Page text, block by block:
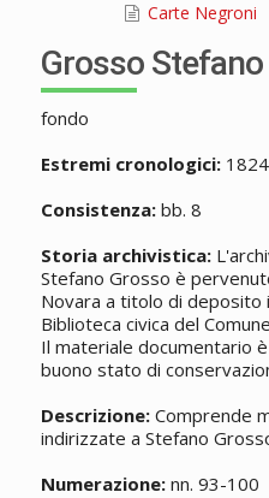
Carte Negroni
Grosso Stefano
fondo
Estremi cronologici:
Consistenza:bb. 8
Storia archivistica:
Stefano Grosso è
Novara a titolo di
Biblioteca civica del
Il materiale documentario
buono stato di
Descrizione:Comprende
indirizzate a Stefano
Numerazione:nn. 93-100